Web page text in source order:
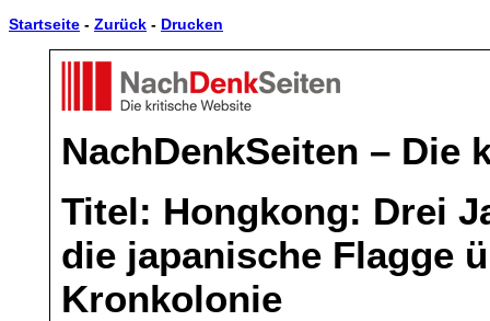
Startseite - Zurück - Drucken
NachDenkSeiten – Die
Titel: Hongkong: Drei
die japanische Flagge
Kronkolonie